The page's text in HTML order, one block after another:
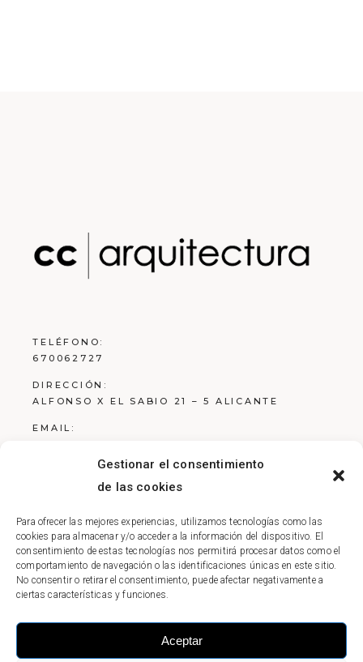
Gestionar el consentimiento
de las cookies
Para ofrecer las mejores experiencias, utilizamos tecnologías como las
cookies para almacenar y/o acceder a la información del dispositivo. El
consentimiento de estas tecnologías nos permitirá procesar datos como el
comportamiento de navegación o las identificaciones únicas en este sitio.
No consentir o retirar el consentimiento, puede afectar negativamente a
ciertas características y funciones.
Aceptar
TELÉFONO:
670062727
DIRECCIÓN:
ALFONSO X EL SABIO 21 – 5 ALICANTE
EMAIL:
Aviso Legal
Política de Privacidad
Política de Cookies